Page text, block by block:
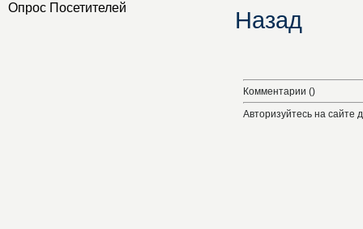
Опрос Посетителей Назад
Комментарии ()
Авторизуйтесь на сайте